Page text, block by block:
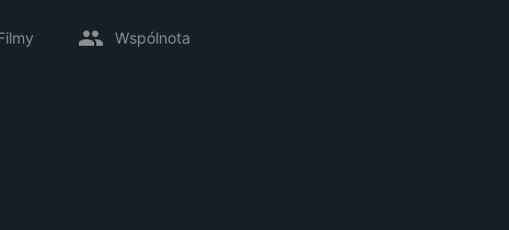
Wspólnota